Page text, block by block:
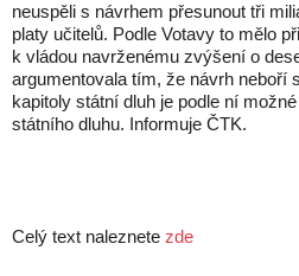
neuspěli s návrhem přesunout tři
platy učitelů. Podle Votavy to mělo
k vládou navrženému zvýšení o
argumentovala tím, že návrh neboří
kapitoly státní dluh je podle ní
státního dluhu. Informuje ČTK.
Celý text naleznete zde